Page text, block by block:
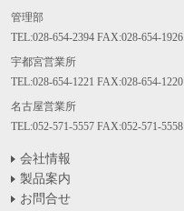
管理部
TEL:028-654-2394 FAX:028-654-1926
宇都宮営業所
TEL:028-654-1221 FAX:028-654-1220
名古屋営業所
TEL:052-571-5557 FAX:052-571-5558
会社情報
製品案内
お問合せ